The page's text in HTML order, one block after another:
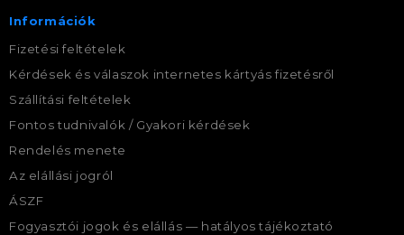
Információk
Fizetési feltételek
Kérdések és válaszok internetes kártyás fizetésről
Szállítási feltételek
Fontos tudnivalók / Gyakori kérdések
Rendelés menete
Az elállási jogról
ÁSZF
Fogyasztói jogok és elállás — hatályos tájékoztató